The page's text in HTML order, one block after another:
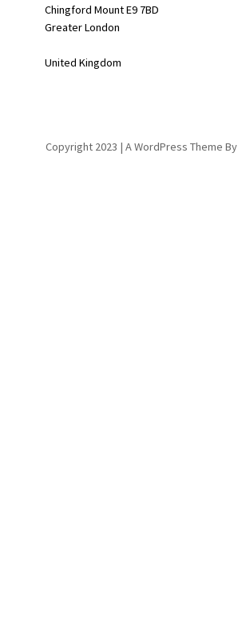
Chingford Mount E9 7BD
Greater London
United Kingdom
Copyright 2023 | A WordPress Theme By